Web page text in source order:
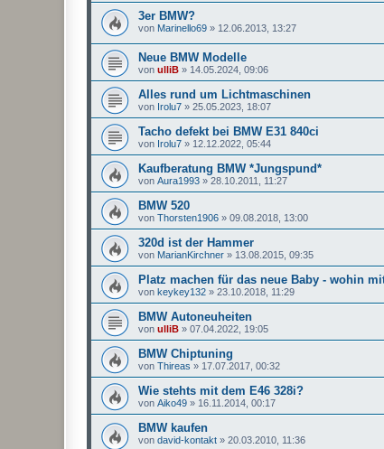
3er BMW?
von Marinello69 » 12.06.2013, 13:27
Neue BMW Modelle
von ulliB » 14.05.2024, 09:06
Alles rund um Lichtmaschinen
von Irolu7 » 25.05.2023, 18:07
Tacho defekt bei BMW E31 840ci
von Irolu7 » 12.12.2022, 05:44
Kaufberatung BMW *Jungspund*
von Aura1993 » 28.10.2011, 11:27
BMW 520
von Thorsten1906 » 09.08.2018, 13:00
320d ist der Hammer
von MarianKirchner » 13.08.2015, 09:35
Platz machen für das neue Baby - wohin
von keykey132 » 23.10.2018, 11:29
BMW Autoneuheiten
von ulliB » 07.04.2022, 19:05
BMW Chiptuning
von Thireas » 17.07.2017, 00:32
Wie stehts mit dem E46 328i?
von Aiko49 » 16.11.2014, 00:17
BMW kaufen
von david-kontakt » 20.03.2010, 11:36